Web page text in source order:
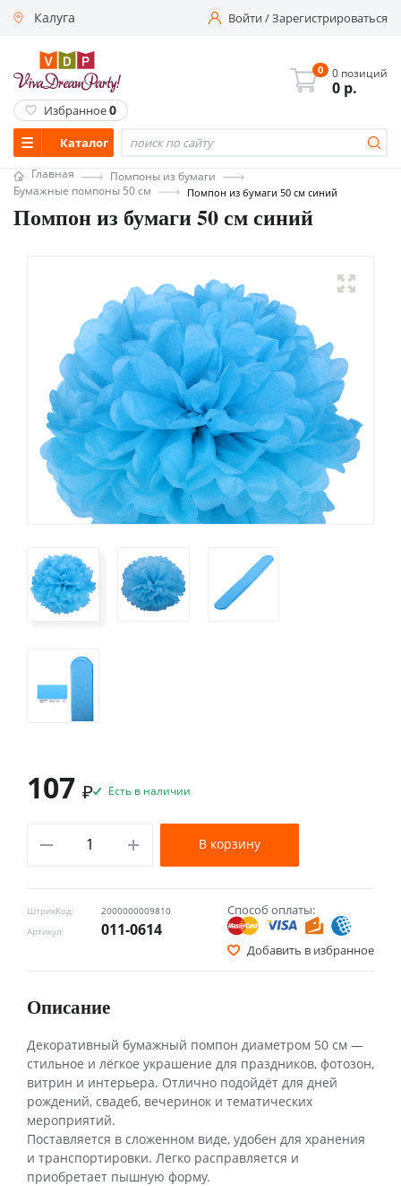
Калуга Войти/Зарегистрироваться
Каталог
0 0 позиций
0 р.
Избранное0
Главная
Помпоны из бумаги
Бумажные помпоны 50 см
Помпон из бумаги 50 см синий
Помпон из бумаги 50 см синий
ШтрихКод:
2000000009810
Артикул:
011-0614
Способ оплаты:
Добавить в избранное
107 ₽ Есть в наличии
В корзину
Описание
Декоративный бумажный помпон диаметром 50 см —
стильное и лёгкое украшение для праздников, фотозон,
витрин и интерьера. Отлично подойдёт для дней
рождений, свадеб, вечеринок и тематических
мероприятий.
Поставляется в сложенном виде, удобен для хранения
и транспортировки. Легко расправляется и
приобретает пышную форму.